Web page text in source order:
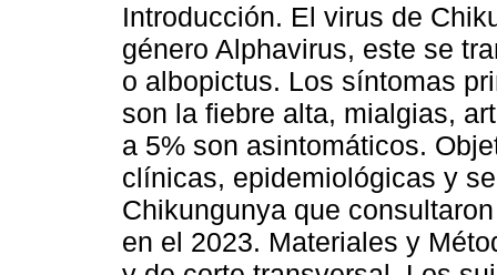
Introducción. El virus de
género Alphavirus, este se
o albopictus. Los síntomas
son la fiebre alta, mialgias,
a 5% son asintomáticos.
clínicas, epidemiológicas y
Chikungunya que
en el 2023. Materiales y